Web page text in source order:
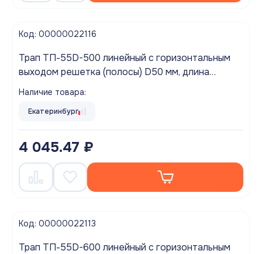
Код: 00000022116
Трап ТП-55D-500 линейный с горизонтальным
выходом решетка (полосы) D50 мм, длина
желоба 500мм
Наличие товара:
Екатеринбург
4 045.47 ₽
Код: 00000022113
Трап ТП-55D-600 линейный с горизонтальным